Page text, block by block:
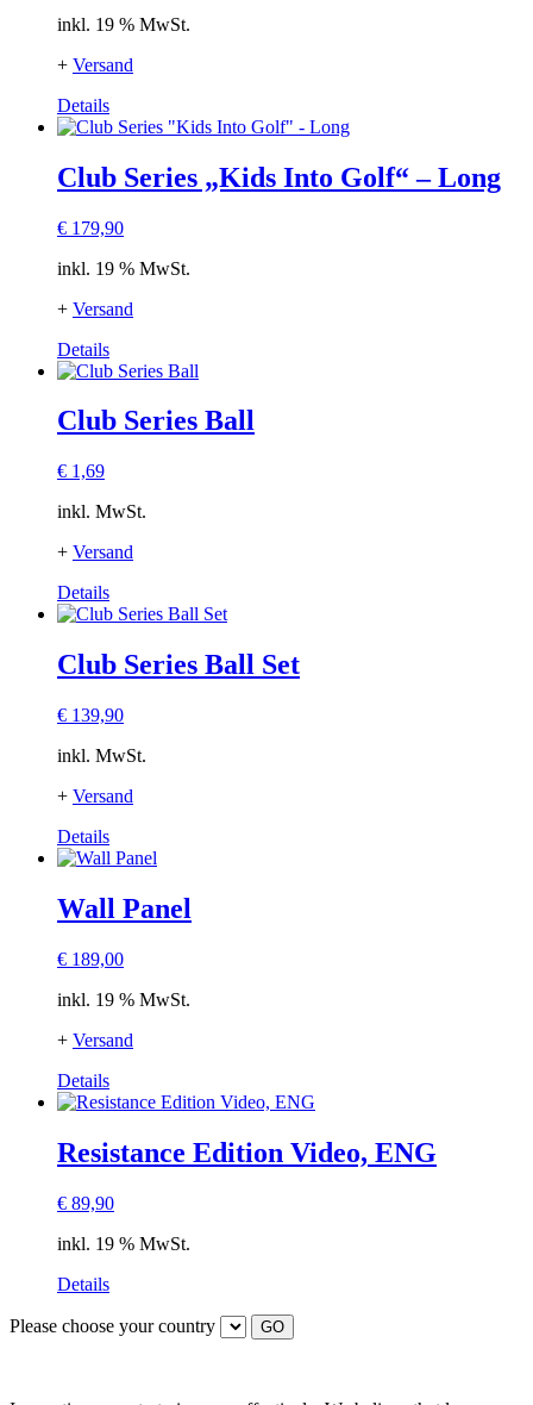
inkl. 19 % MwSt.
+ Versand
Details
Club Series „Kids Into Golf“ – Long
€ 179,90
inkl. 19 % MwSt.
+ Versand
Details
Club Series Ball
€ 1,69
inkl. MwSt.
+ Versand
DetailsDieses
Produkt
mehrere
Varianten
Die
können
der
gewählt
werden
Club Series Ball Set
€ 139,90
inkl. MwSt.
+ Versand
DetailsDieses
Produkt
mehrere
Varianten
Die
können
der
gewählt
werden
Wall Panel
€ 189,00
inkl. 19 % MwSt.
+ Versand
Details
Resistance Edition Video, ENG
€ 89,90
inkl. 19 % MwSt.
Details
Please choose your country GO